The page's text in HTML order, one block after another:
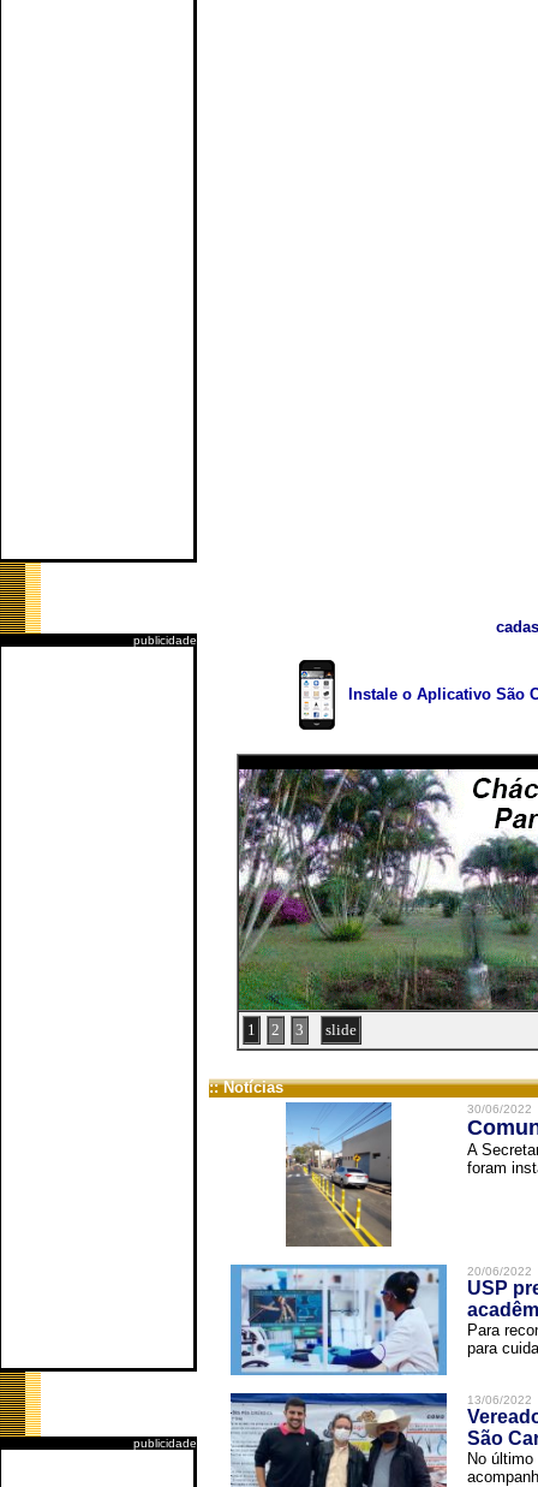
publicidade
publicidade
Instale o Aplicativo São
1 2 3 slide
:: Notícias
30/06/2022
A
foram
20/06/2022
USP
Para
para
13/06/2022
São
No